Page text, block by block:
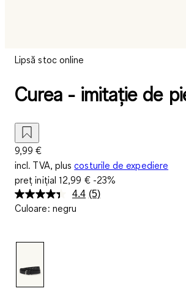
Lipsă stoc online
Curea - imitație de
9,99 €
incl. TVA, plus costurile de expediere
preț inițial12,99 €-23%
4.4 Citiți
(5)
Culoare: negru